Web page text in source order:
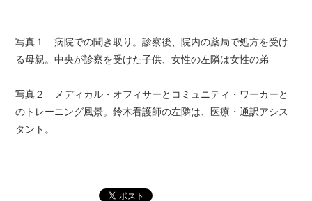
写真１ 病院での聞き取り。診察後、院内の薬局で処方を受け
る母親。中央が診察を受けた子供、女性の左隣は女性の弟
写真２ メディカル・オフィサーとコミュニティ・ワーカーと
のトレーニング風景。鈴木看護師の左隣は、医療・通訳アシス
タント。